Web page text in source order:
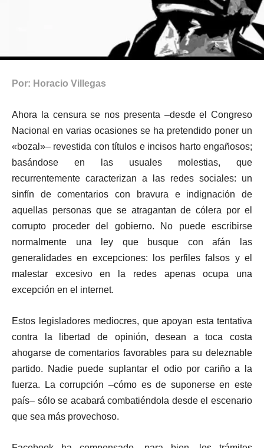
Por: Horacio Villegas
Ahora la censura se nos presenta –desde el Congreso
Nacional en varias ocasiones se ha pretendido poner un
«bozal»– revestida con títulos e incisos harto engañosos;
basándose en las usuales molestias, que
recurrentemente caracterizan a las redes sociales: un
sinfín de comentarios con bravura e indignación de
aquellas personas que se atragantan de cólera por el
corrupto proceder del gobierno. No puede escribirse
normalmente una ley que busque con afán las
generalidades en excepciones: los perfiles falsos y el
malestar excesivo en la redes apenas ocupa una
excepción en el internet.
Estos legisladores mediocres, que apoyan esta tentativa
contra la libertad de opinión, desean a toca costa
ahogarse de comentarios favorables para su deleznable
partido. Nadie puede suplantar el odio por cariño a la
fuerza. La corrupción –cómo es de suponerse en este
país– sólo se acabará combatiéndola desde el escenario
que sea más provechoso.